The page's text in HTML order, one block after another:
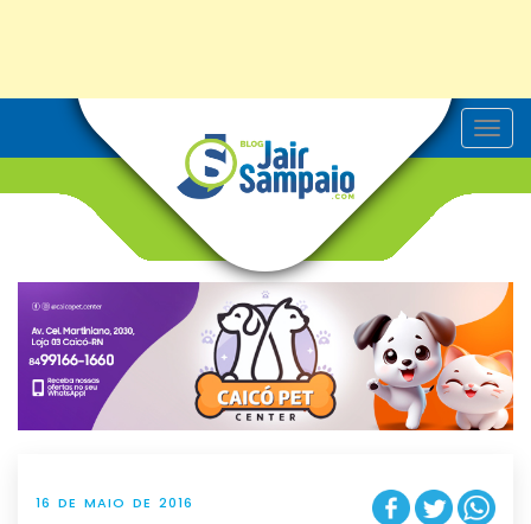
T
o
v
g
t
i
o
n
16 DE MAIO DE 2016